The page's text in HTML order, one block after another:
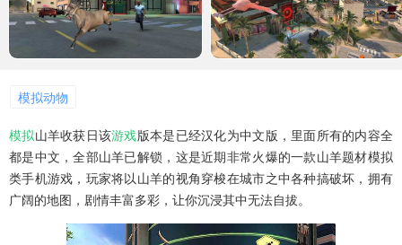
音乐舞蹈
1百+款手游
儿童教育
1百+款手游
模拟动物
模拟山羊收获日该游戏版本是已经汉化为中文版，里面所有的内容全
都是中文，全部山羊已解锁，这是近期非常火爆的一款山羊题材模拟
类手机游戏，玩家将以山羊的视角穿梭在城市之中各种搞破坏，拥有
广阔的地图，剧情丰富多彩，让你沉浸其中无法自拔。